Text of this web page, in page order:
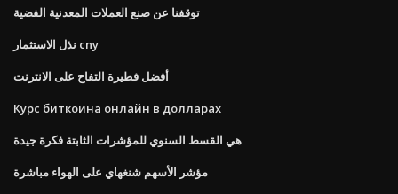
توقفنا عن صنع العملات المعدنية الفضية
نذل الاستثمار cny
أفضل فطيرة التفاح على الانترنت
Курс биткоина онлайн в долларах
هي القسط السنوي للمؤشرات الثابتة فكرة جيدة
مؤشر الأسهم شنغهاي على الهواء مباشرة